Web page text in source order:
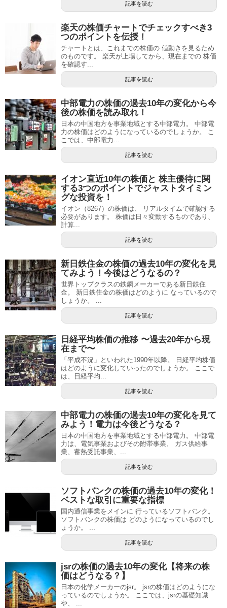
記事を読む
楽天の株価チャートでチェックすべき3
つのポイントを伝授！
チャートとは、これまでの株価の 値動きを見るため
のものです。 楽天が上場してから、現在までの 株価
を確認す...
記事を読む
中部電力の株価の過去10年の変化から今
後の株価を読み取れ！
日本の中国地方を事業地域とする中部電力。 中部電
力の株価はどのようになっているのでしょうか。 こ
こでは、中部電力...
記事を読む
イオン直近10年の株価と 株主優待に関
する3つのポイントでジャストタイミン
グな投資を！
イオン（8267）の株価は、 リアルタイムで確認する
必要があります。 株価は日々変動するものであり、
計算...
記事を読む
新日鉄住金の株価の過去10年の変化を見
てみよう！今後はどうなるの？
世界トップクラスの鉄鋼メーカーである新日鉄住
金。 新日鉄住金の株価はどのように なっているので
しょうか。 ...
記事を読む
日経平均株価の推移 〜過去20年から現
在まで〜
「平成不況」といわれた1990年以降。 日経平均株価
はどのように変化していったのでしょうか。 ここで
は、日経平均...
記事を読む
中部電力の株価の過去10年の変化を見て
みよう！電力は今後どうなる？
日本の中国地方を事業地域とする中部電力。 中部電
力は、電気事業およびその附帯事業、 ガス供給事
業、蓄熱受託事業、...
記事を読む
ソフトバンクの株価の過去10年の変化！
ベストな取引に重要な指標
国内通信事業をメインに 行っているソフトバンク。
ソフトバンクの株価は どのようになっているのでし
ょうか。 ...
記事を読む
jsrの株価の過去10年の変化【将来の株
価はどうなる？】
日本の化学メーカーのjsr。 jsrの株価はどのようにな
っているのでしょうか。 ここでは、jsrの基礎知識
や、 ...